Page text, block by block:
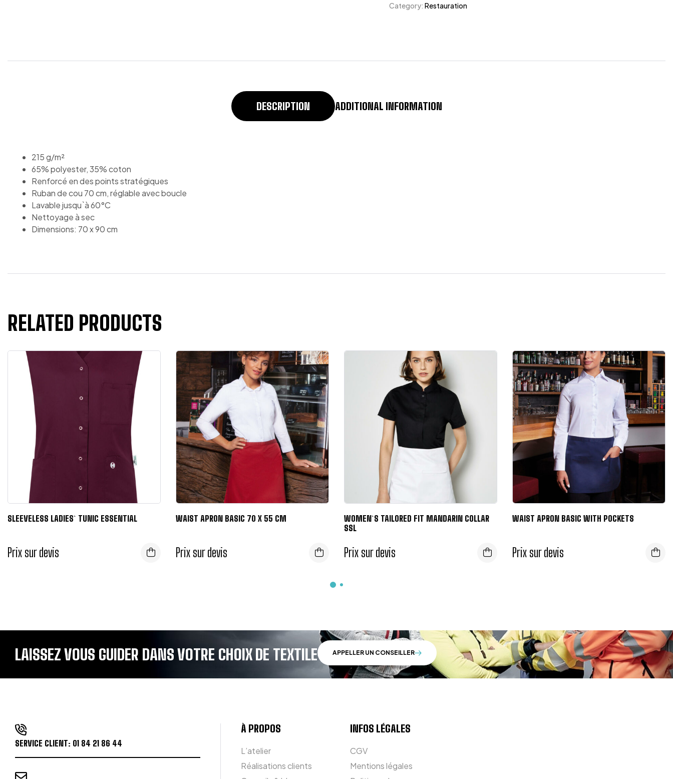
Category:Restauration
DESCRIPTION ADDITIONAL INFORMATION
215 g/m²
65% polyester, 35% coton
Renforcé en des points stratégiques
Ruban de cou 70 cm, réglable avec boucle
Lavable jusqu`à 60°C
Nettoyage à sec
Dimensions: 70 x 90 cm
RELATED PRODUCTS
SLEEVELESS LADIES` TUNIC ESSENTIAL
Prix sur devis
WAIST APRON BASIC 70 X 55 CM
Prix sur devis
WOMEN`S TAILORED FIT MANDARIN COLLAR
SSL
Prix sur devis
WAIST APRON BASIC WITH POCKETS
Prix sur devis
LAISSEZ VOUS GUIDER DANS VOTRE CHOIX DE TEXTILE APPELLER UN CONSEILLER
SERVICE CLIENT: 01 84 21 86 44
À PROPOS
L’atelier
Réalisations clients
INFOS LÉGALES
CGV
Mentions légales